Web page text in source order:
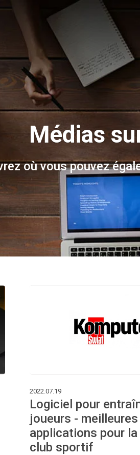
Médias
où vous pouvez
2022.07.19
Logiciel pour
joueurs - meilleures
applications pour
club sportif